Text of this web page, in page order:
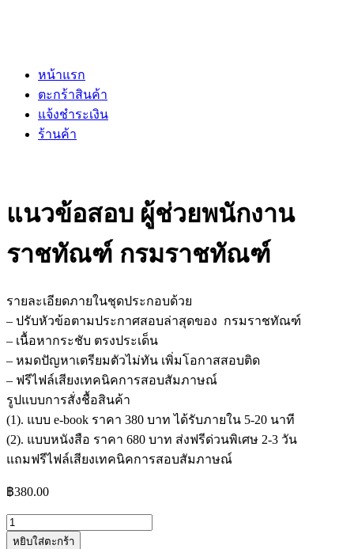
หน้าแรก
ตะกร้าสินค้า
แจ้งชำระเงิน
ร้านค้า
แนวข้อสอบ ผู้ช่วยพนักงาน
ราชทัณฑ์ กรมราชทัณฑ์
รายละเอียดภายในชุดประกอบด้วย
– ปรับหัวข้อตามประกาศสอบล่าสุดของ กรมราชทัณฑ์
– เนื้อหากระชับ ตรงประเด็น
– หมดปัญหาเตรียมตัวไม่ทัน เพิ่มโอกาสสอบติด
– ฟรีไฟล์เสียงเทคนิคการสอบสัมภาษณ์
รูปแบบการสั่งชื้อสินค้า
(1). แบบ e-book ราคา 380 บาท ได้รับภายใน 5-20 นาที
(2). แบบหนังสือ ราคา 680 บาท ส่งฟรีด่วนพิเศษ 2-3 วัน
แถมฟรีไฟล์เสียงเทคนิคการสอบสัมภาษณ์
฿380.00
จำนวน
แนว
หยิบใส่ตะกร้า